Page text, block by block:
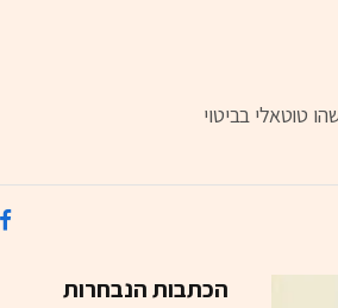
טוטאלי בביטוי
הכתבות הנבחרות